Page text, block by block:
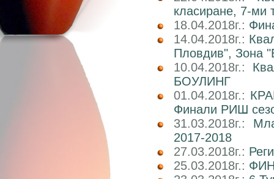
класиране, 7-ми
18.04.2018г.:
14.04.2018г.:
Пловдив", Зона
10.04.2018г.:
БОУЛИНГ
01.04.2018г.:
Финали РИШ
31.03.2018г.:
2017-2018
27.03.2018г.:
25.03.2018г.: